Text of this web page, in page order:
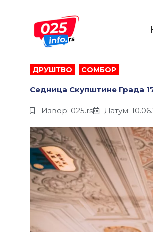
ДРУШТВО СОМБОР
Седница Скупштине Града
Извор: 025.rs Датум: